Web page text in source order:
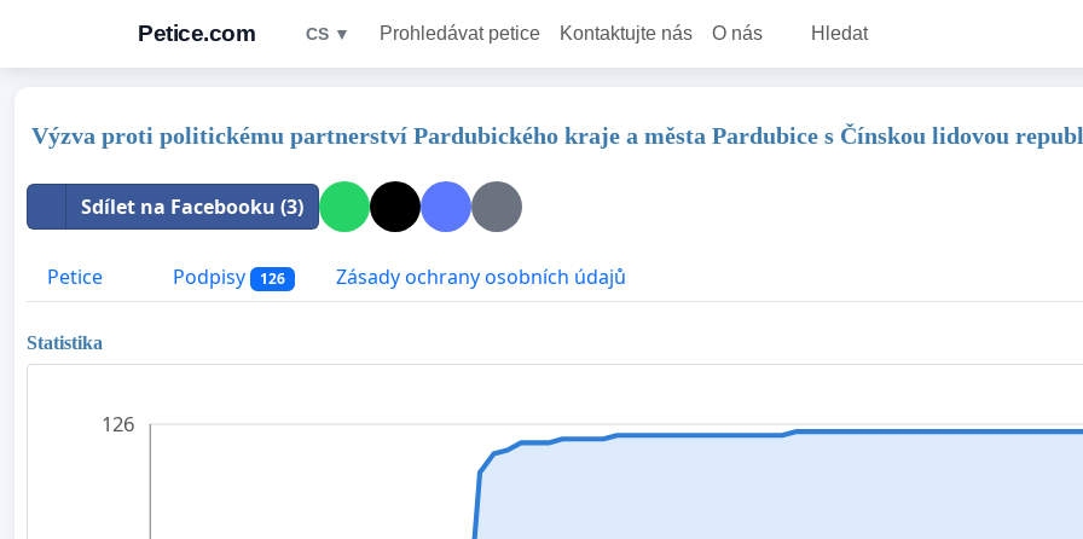
Petice.com CS ▼ Prohledávat petice Kontaktujte nás O nás Hledat
Výzva proti politickému partnerství Pardubického kraje a města Pardubice s Čínskou lidovou
Sdílet na Facebooku (3)
Petice Podpisy 126 Zásady ochrany osobních údajů
Statistika
126